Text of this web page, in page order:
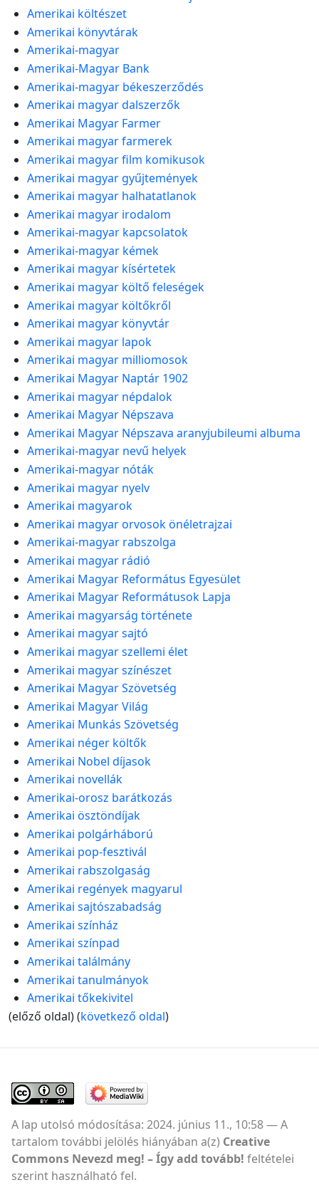
Amerikai költészet
Amerikai könyvtárak
Amerikai-magyar
Amerikai-Magyar Bank
Amerikai-magyar békeszerződés
Amerikai magyar dalszerzők
Amerikai Magyar Farmer
Amerikai magyar farmerek
Amerikai magyar film komikusok
Amerikai magyar gyűjtemények
Amerikai magyar halhatatlanok
Amerikai magyar irodalom
Amerikai-magyar kapcsolatok
Amerikai-magyar kémek
Amerikai magyar kísértetek
Amerikai magyar költő feleségek
Amerikai magyar költőkről
Amerikai magyar könyvtár
Amerikai magyar lapok
Amerikai magyar milliomosok
Amerikai Magyar Naptár 1902
Amerikai magyar népdalok
Amerikai Magyar Népszava
Amerikai Magyar Népszava aranyjubileumi albuma
Amerikai-magyar nevű helyek
Amerikai-magyar nóták
Amerikai magyar nyelv
Amerikai magyarok
Amerikai magyar orvosok önéletrajzai
Amerikai-magyar rabszolga
Amerikai magyar rádió
Amerikai Magyar Református Egyesület
Amerikai Magyar Reformátusok Lapja
Amerikai magyarság története
Amerikai magyar sajtó
Amerikai magyar szellemi élet
Amerikai magyar színészet
Amerikai Magyar Szövetség
Amerikai Magyar Világ
Amerikai Munkás Szövetség
Amerikai néger költők
Amerikai Nobel díjasok
Amerikai novellák
Amerikai-orosz barátkozás
Amerikai ösztöndíjak
Amerikai polgárháború
Amerikai pop-fesztivál
Amerikai rabszolgaság
Amerikai regények magyarul
Amerikai sajtószabadság
Amerikai színház
Amerikai színpad
Amerikai találmány
Amerikai tanulmányok
Amerikai tőkekivitel
(előző oldal) (következő oldal)
A lap utolsó módosítása: 2024. június 11., 10:58
A
tartalom további jelölés hiányában a(z) Creative
Commons Nevezd meg! – Így add tovább! feltételei
szerint használható fel.